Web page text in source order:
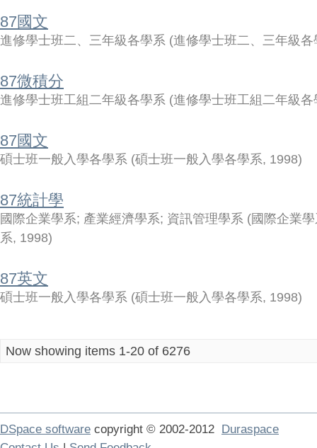
87國文
進修學士班二、三年級各學系 (進修學士班二、三年級各
87微積分
進修學士班工組二年級各學系 (進修學士班工組二年級各
87國文
碩士班一般入學各學系 (碩士班一般入學各學系, 1998)
87統計學
國際企業學系; 產業經濟學系; 資訊管理學系 (國際企業
系, 1998)
87英文
碩士班一般入學各學系 (碩士班一般入學各學系, 1998)
Now showing items 1-20 of 6276
DSpace software copyright © 2002-2012 Duraspace